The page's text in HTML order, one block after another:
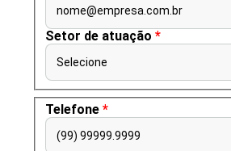
nome@empresa.com.br
Setor de atuação *
Selecione
Telefone *
(99) 99999.9999